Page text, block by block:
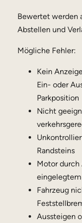
Bewertet werden
Abstellen und
Mögliche Fehler:
Kein
Ein- oder
Parkposition
Nicht
Randsteins
Motor durch
Fahrzeug
Aussteigen